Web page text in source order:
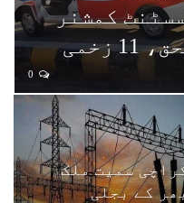
کمشنر
0
سمیت ملک
کے بجلی